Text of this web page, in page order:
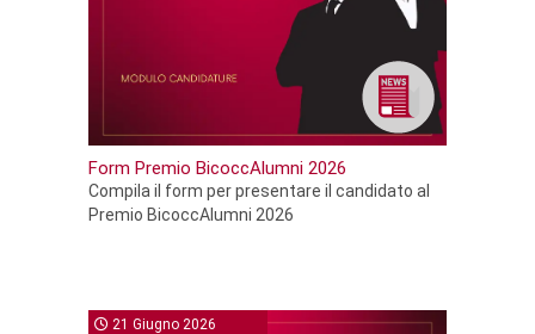
Form Premio BicoccAlumni 2026
Compila il form per presentare il candidato al
Premio BicoccAlumni 2026
21 Giugno 2026